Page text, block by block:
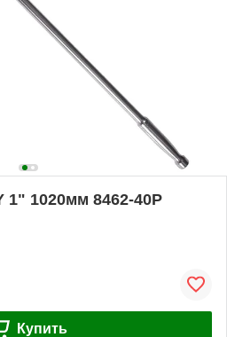
1" 1020мм 8462-40P
Купить